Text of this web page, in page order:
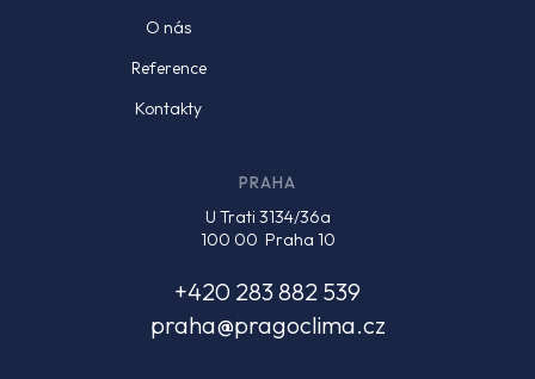
O nás
Reference
Kontakty
PRAHA
U Trati 3134/36a
100 00 Praha 10
+420 283 882 539
praha@pragoclima.cz